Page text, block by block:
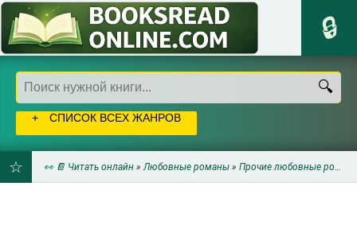
СПИСОК ВСЕХ ЖАНРОВ
👀 📔 Читать онлайн »Любовные романы » Прочие любовные романы